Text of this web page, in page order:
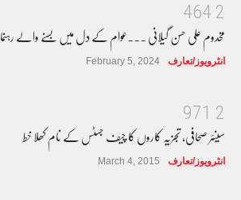
2
4
6
4
مخدوم علی حسن گیلانی ۔۔۔عوام کے دل میں بسنے والے رہنما
انٹرویوز/تعارف February 5, 2024
2
1
7
9
سینئر صحافی، تجزیہ کاروں کا چیف جسٹس کے نام کھلا خط
انٹرویوز/تعارف March 4, 2015